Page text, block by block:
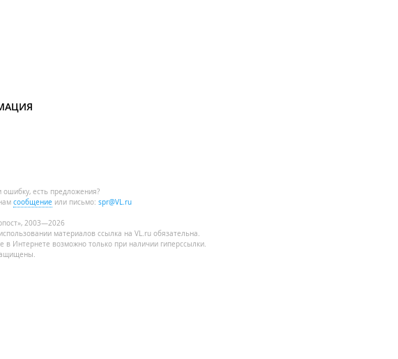
есть предложения?
сообщение или письмо: spr@VL.ru
2003—2026
материалов ссылка на VL.ru обязательна.
в Интернете возможно только при наличии гиперссылки.